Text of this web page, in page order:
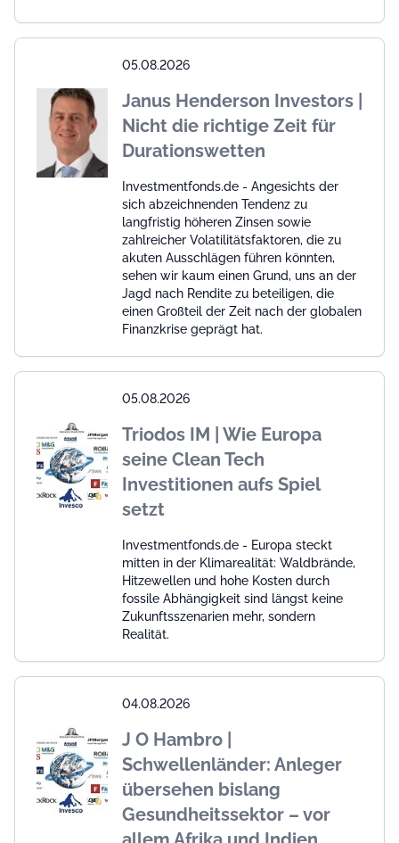
05.08.2026
Janus Henderson Investors |
Nicht die richtige Zeit für
Durationswetten
Investmentfonds.de - Angesichts der
sich abzeichnenden Tendenz zu
langfristig höheren Zinsen sowie
zahlreicher Volatilitätsfaktoren, die zu
akuten Ausschlägen führen könnten,
sehen wir kaum einen Grund, uns an der
Jagd nach Rendite zu beteiligen, die
einen Großteil der Zeit nach der globalen
Finanzkrise geprägt hat.
05.08.2026
Triodos IM | Wie Europa
seine Clean Tech
Investitionen aufs Spiel
setzt
Investmentfonds.de - Europa steckt
mitten in der Klimarealität: Waldbrände,
Hitzewellen und hohe Kosten durch
fossile Abhängigkeit sind längst keine
Zukunftsszenarien mehr, sondern
Realität.
04.08.2026
J O Hambro |
Schwellenländer: Anleger
übersehen bislang
Gesundheitssektor – vor